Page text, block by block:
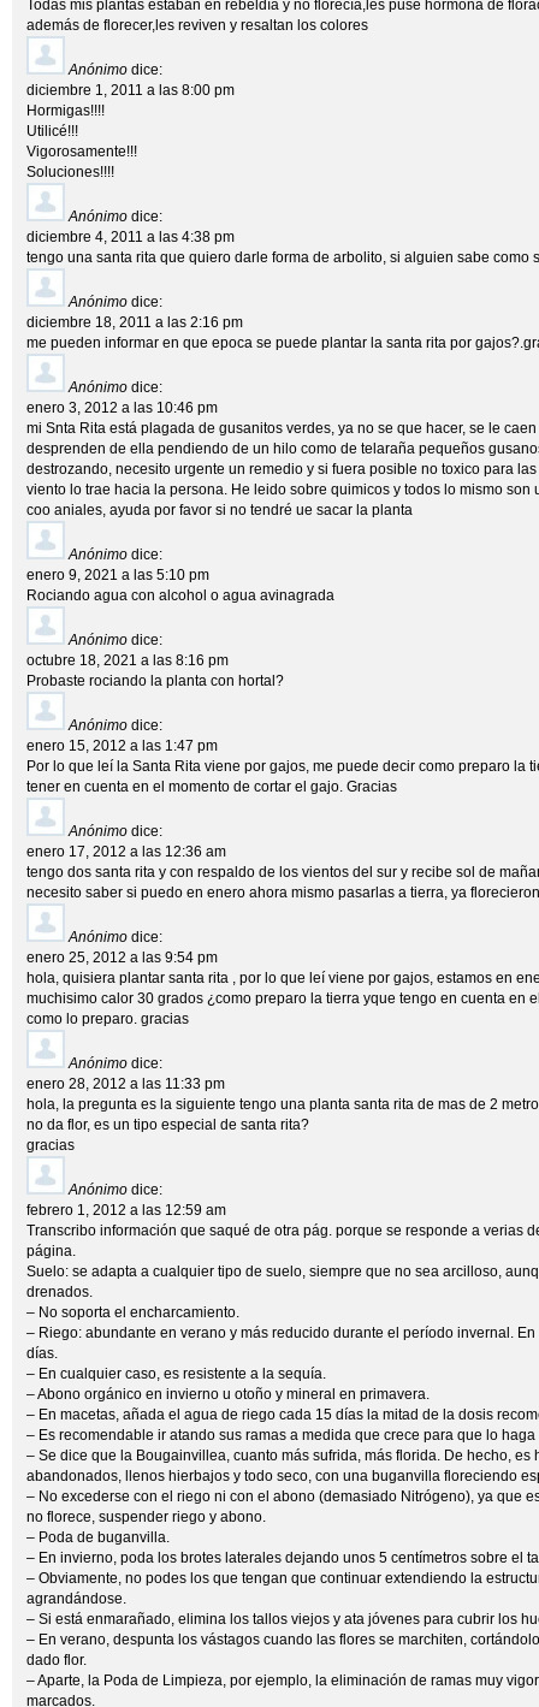
Todas mis plantas estaban en rebeldía y no florecía,les puse hormona de
además de florecer,les reviven y resaltan los colores
Anónimo dice:
diciembre 1, 2011 a las 8:00 pm
Hormigas!!!!
Utilicé!!!
Vigorosamente!!!
Soluciones!!!!
Anónimo dice:
diciembre 4, 2011 a las 4:38 pm
tengo una santa rita que quiero darle forma de arbolito, si alguien sabe como
Anónimo dice:
diciembre 18, 2011 a las 2:16 pm
me pueden informar en que epoca se puede plantar la santa rita por
Anónimo dice:
enero 3, 2012 a las 10:46 pm
mi Snta Rita está plagada de gusanitos verdes, ya no se que hacer, se le
desprenden de ella pendiendo de un hilo como de telaraña pequeños
destrozando, necesito urgente un remedio y si fuera posible no toxico para
viento lo trae hacia la persona. He leido sobre quimicos y todos lo mismo son
coo aniales, ayuda por favor si no tendré ue sacar la planta
Anónimo dice:
enero 9, 2021 a las 5:10 pm
Rociando agua con alcohol o agua avinagrada
Anónimo dice:
octubre 18, 2021 a las 8:16 pm
Probaste rociando la planta con hortal?
Anónimo dice:
enero 15, 2012 a las 1:47 pm
Por lo que leí la Santa Rita viene por gajos, me puede decir como preparo la
tener en cuenta en el momento de cortar el gajo. Gracias
Anónimo dice:
enero 17, 2012 a las 12:36 am
tengo dos santa rita y con respaldo de los vientos del sur y recibe sol de
necesito saber si puedo en enero ahora mismo pasarlas a tierra, ya
Anónimo dice:
enero 25, 2012 a las 9:54 pm
hola, quisiera plantar santa rita , por lo que leí viene por gajos, estamos en
muchisimo calor 30 grados ¿como preparo la tierra yque tengo en cuenta en
como lo preparo. gracias
Anónimo dice:
enero 28, 2012 a las 11:33 pm
hola, la pregunta es la siguiente tengo una planta santa rita de mas de 2
no da flor, es un tipo especial de santa rita?
gracias
Anónimo dice:
febrero 1, 2012 a las 12:59 am
Transcribo información que saqué de otra pág. porque se responde a verias
página.
Suelo: se adapta a cualquier tipo de suelo, siempre que no sea arcilloso,
drenados.
– No soporta el encharcamiento.
– Riego: abundante en verano y más reducido durante el período invernal.
días.
– En cualquier caso, es resistente a la sequía.
– Abono orgánico en invierno u otoño y mineral en primavera.
– En macetas, añada el agua de riego cada 15 días la mitad de la dosis
– Es recomendable ir atando sus ramas a medida que crece para que lo
– Se dice que la Bougainvillea, cuanto más sufrida, más florida. De hecho, es
abandonados, llenos hierbajos y todo seco, con una buganvilla floreciendo
– No excederse con el riego ni con el abono (demasiado Nitrógeno), ya que
no florece, suspender riego y abono.
– Poda de buganvilla.
– En invierno, poda los brotes laterales dejando unos 5 centímetros sobre el
– Obviamente, no podes los que tengan que continuar extendiendo la
agrandándose.
– Si está enmarañado, elimina los tallos viejos y ata jóvenes para cubrir los
– En verano, despunta los vástagos cuando las flores se marchiten,
dado flor.
– Aparte, la Poda de Limpieza, por ejemplo, la eliminación de ramas muy
marcados.